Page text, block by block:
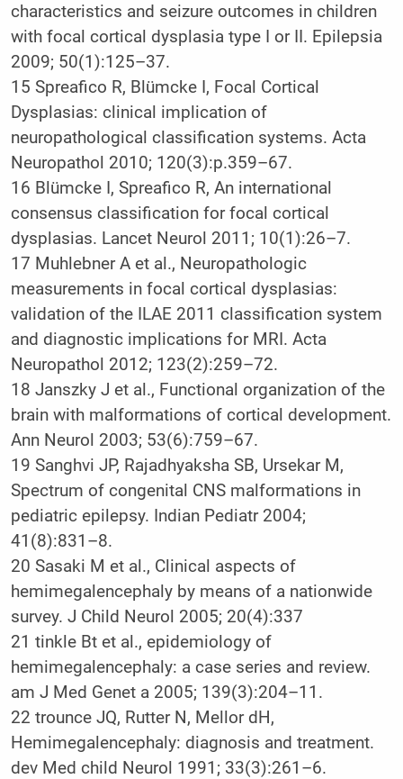
characteristics and seizure outcomes in children
with focal cortical dysplasia type I or II. Epilepsia
2009; 50(1):125–37.
15 Spreafico R, Blümcke I, Focal Cortical
Dysplasias: clinical implication of
neuropathological classification systems. Acta
Neuropathol 2010; 120(3):p.359–67.
16 Blümcke I, Spreafico R, An international
consensus classification for focal cortical
dysplasias. Lancet Neurol 2011; 10(1):26–7.
17 Muhlebner A et al., Neuropathologic
measurements in focal cortical dysplasias:
validation of the ILAE 2011 classification system
and diagnostic implications for MRI. Acta
Neuropathol 2012; 123(2):259–72.
18 Janszky J et al., Functional organization of the
brain with malformations of cortical development.
Ann Neurol 2003; 53(6):759–67.
19 Sanghvi JP, Rajadhyaksha SB, Ursekar M,
Spectrum of congenital CNS malformations in
pediatric epilepsy. Indian Pediatr 2004;
41(8):831–8.
20 Sasaki M et al., Clinical aspects of
hemimegalencephaly by means of a nationwide
survey. J Child Neurol 2005; 20(4):337
21 tinkle Bt et al., epidemiology of
hemimegalencephaly: a case series and review.
am J Med Genet a 2005; 139(3):204–11.
22 trounce JQ, Rutter N, Mellor dH,
Hemimegalencephaly: diagnosis and treatment.
dev Med child Neurol 1991; 33(3):261–6.